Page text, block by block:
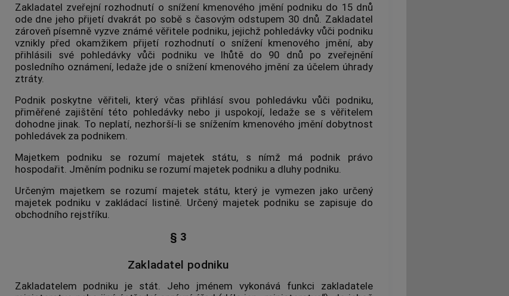
Zakladatel zveřejní rozhodnutí o snížení kmenového jmění podniku do 15 dnů
ode dne jeho přijetí dvakrát po sobě s časovým odstupem 30 dnů. Zakladatel
zároveň písemně vyzve známé věřitele podniku, jejichž pohledávky vůči podniku
vznikly před okamžikem přijetí rozhodnutí o snížení kmenového jmění, aby
přihlásili své pohledávky vůči podniku ve lhůtě do 90 dnů po zveřejnění
posledního oznámení, ledaže jde o snížení kmenového jmění za účelem úhrady
ztráty.
Podnik poskytne věřiteli, který včas přihlásí svou pohledávku vůči podniku,
přiměřené zajištění této pohledávky nebo ji uspokojí, ledaže se s věřitelem
dohodne jinak. To neplatí, nezhorší-li se snížením kmenového jmění dobytnost
pohledávek za podnikem.
Majetkem podniku se rozumí majetek státu, s nímž má podnik právo
hospodařit. Jměním podniku se rozumí majetek podniku a dluhy podniku.
Určeným majetkem se rozumí majetek státu, který je vymezen jako určený
majetekpodniku v zakládací listině. Určený majetek podniku se zapisuje do
obchodního rejstříku.
§ 3
Zakladatel podniku
Zakladatelem podniku je stát. Jeho jménem vykonává funkci zakladatele